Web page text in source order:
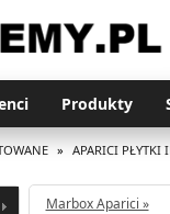
Produkty
» APARICI PŁYTKI
Marbox Aparici »